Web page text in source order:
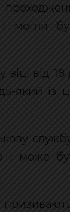
і могли
від 18
який із
і може